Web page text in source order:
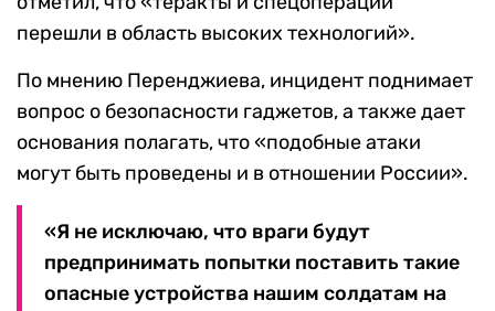
перешли в область высоких технологий».
По мнению Перенджиева, инцидент поднимает
вопрос о безопасности гаджетов, а также дает
основания полагать, что «подобные атаки
могут быть проведены и в отношении России».
«Я не исключаю, что враги будут
предпринимать попытки поставить такие
опасные устройства нашим солдатам на